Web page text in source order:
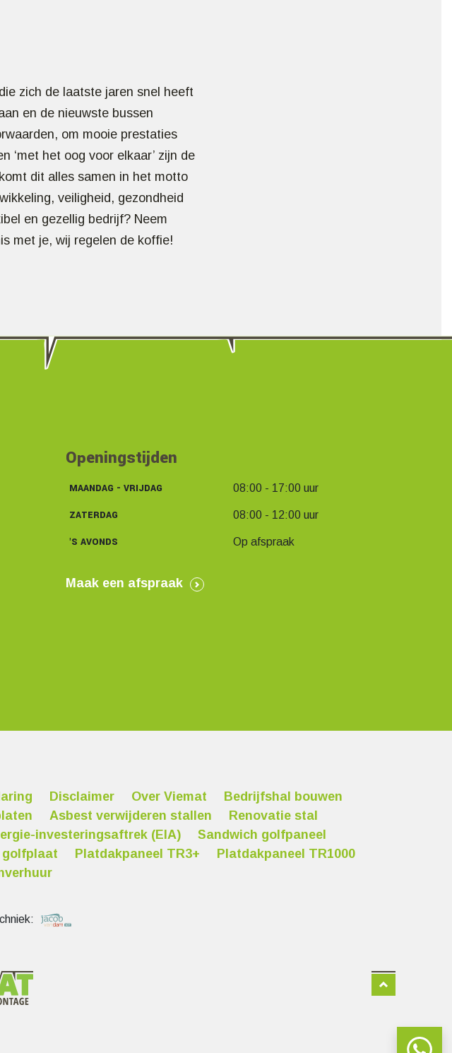
zich de laatste jaren snel heeft
en de nieuwste bussen
om mooie prestaties
‘met het oog voor elkaar’ zijn de
dit alles samen in het motto
veiligheid, gezondheid
en gezellig bedrijf? Neem
met je, wij regelen de koffie!
Openingstijden
MAANDAG - VRIJDAG 08:00 - 17:00 uur
ZATERDAG 08:00 - 12:00 uur
'S AVONDS Op afspraak
Maak een afspraak
Disclaimer Over Viemat
Bedrijfshal bouwen
Asbest verwijderen stallen
Renovatie stal
investeringsaftrek (EIA)
Sandwich golfpaneel
golfplaat Platdakpaneel TR3+
Platdakpaneel TR1000